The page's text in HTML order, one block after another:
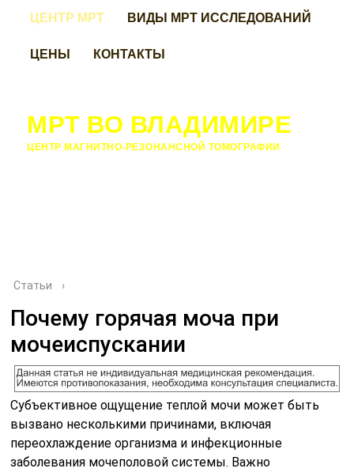
ЦЕНТР МРТ
ВИДЫ МРТ ИССЛЕДОВАНИЙ
ЦЕНЫ
КОНТАКТЫ
МРТ ВО ВЛАДИМИРЕ
ЦЕНТР МАГНИТНО-РЕЗОНАНСНОЙ ТОМОГРАФИИ
Статьи ›
Почему горячая моча при
мочеиспускании
Субъективное ощущение теплой мочи может быть
вызвано несколькими причинами, включая
переохлаждение организма и инфекционные
заболевания мочеполовой системы. Важно